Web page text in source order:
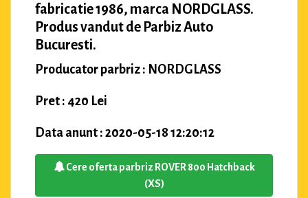
fabricatie 1986, marca NORDGLASS.
Produs vandut de Parbiz Auto
Bucuresti.
Producator parbriz : NORDGLASS
Pret : 420 Lei
Data anunt : 2020-05-18 12:20:12
Cere oferta parbriz ROVER 800 Hatchback
(XS)